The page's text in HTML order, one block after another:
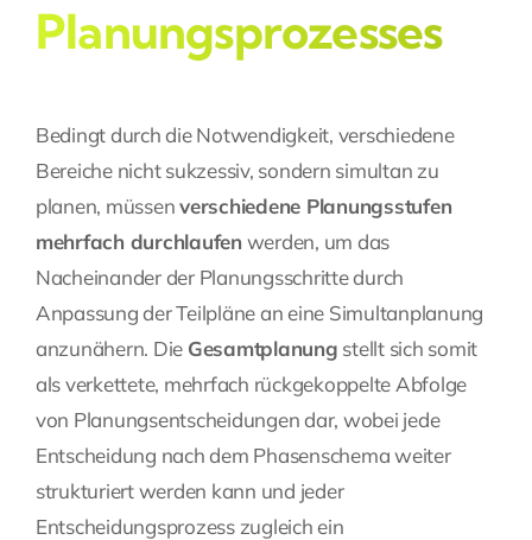
Planungsprozesses
Bedingt durch die Notwendigkeit, verschiedene
Bereiche nicht sukzessiv, sondern simultan zu
planen, müssenverschiedene Planungsstufen
mehrfach durchlaufen werden, um das
Nacheinander der Planungsschritte durch
Anpassung der Teilpläne an eine Simultanplanung
anzunähern. Die Gesamtplanung stellt sich somit
als verkettete, mehrfach rückgekoppelte Abfolge
von Planungsentscheidungen dar, wobei jede
Entscheidung nach dem Phasenschema weiter
strukturiert werden kann und jeder
Entscheidungsprozess zugleich ein